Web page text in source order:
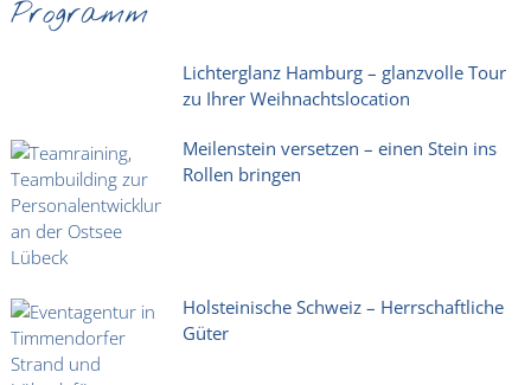
Programm
Lichterglanz Hamburg – glanzvolle Tour
zu Ihrer Weihnachtslocation
Meilenstein versetzen – einen Stein ins
Rollen bringen
Holsteinische Schweiz – Herrschaftliche
Güter